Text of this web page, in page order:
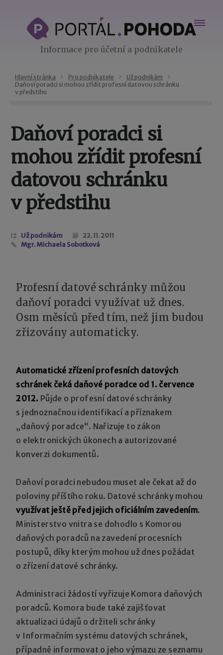
Informace pro účetní a podnikatele
Hlavní stránka Pro podnikatele
Už podnikám
Daňoví poradci si mohou zřídit profesní datovou schránku
v předstihu
Daňoví poradci si
mohou zřídit profesní
datovou schránku
v předstihu
Už podnikám
22. 11. 2011
Mgr. Michaela Sobotková
Profesní datové schránky můžou
daňoví poradci využívat už dnes.
Osm měsíců před tím, než jim budou
zřizovány automaticky.
Automatické zřízení profesních datových
schránek čeká daňové poradce od 1. července
2012. Půjde o profesní datové schránky
s jednoznačnou identifikací a příznakem
„daňový poradce“. Nařizuje to zákon
o elektronických úkonech a autorizované
konverzi dokumentů.
Daňoví poradci nebudou muset ale čekat až do
poloviny příštího roku. Datové schránky mohou
využívat ještě před jejich oficiálním zavedením.
Ministerstvo vnitra se dohodlo s Komorou
daňových poradců na zavedení procesních
postupů, díky kterým mohou už dnes požádat
o zřízení datové schránky.
Administraci žádostí vyřizuje Komora daňových
poradců. Komora bude také zajišťovat
aktualizaci údajů o držiteli schránky
v Informačním systému datových schránek,
případně informovat o jeho výmazu ze seznamu